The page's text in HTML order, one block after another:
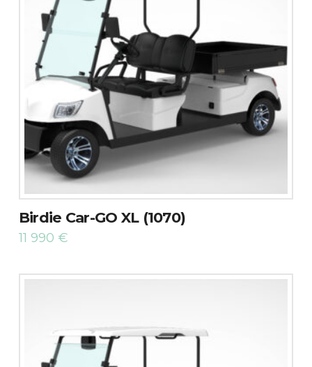
Birdie Car-GO XL (1070)
11 990 €